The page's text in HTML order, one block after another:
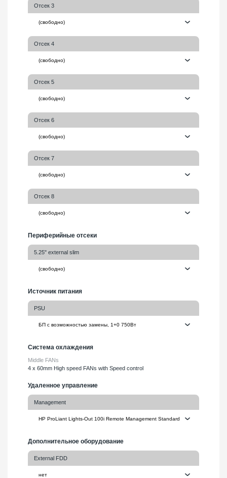
Отсек 3
Отсек 4
Отсек 5
Отсек 6
Отсек 7
Отсек 8
Периферийные отсеки
5.25" external slim
Источник питания
PSU
Система охлаждения
Middle FANs
4 x 60mm High speed FANs with Speed control
Удаленное управление
Management
Дополнительное оборудование
External FDD